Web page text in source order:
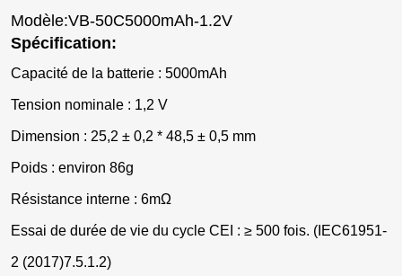
Modèle:VB-50C5000mAh-1.2V
Spécification:
Capacité de la batterie : 5000mAh
Tension nominale : 1,2 V
Dimension : 25,2 ± 0,2 * 48,5 ± 0,5 mm
Poids : environ 86g
Résistance interne : 6mΩ
Essai de durée de vie du cycle CEI : ≥ 500 fois. (IEC61951-
2 (2017)7.5.1.2)